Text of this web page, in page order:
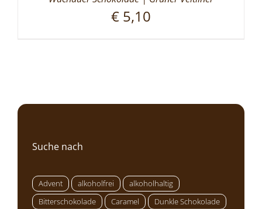
€ 5,10
Suche nach
Advent alkoholfrei
alkoholhaltig
Bitterschokolade
Caramel
Dunkle Schokolade